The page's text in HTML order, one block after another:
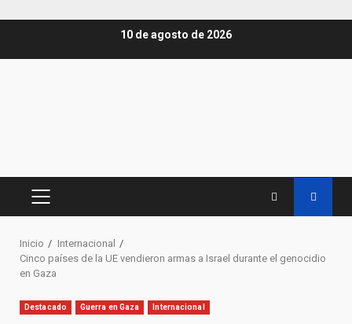
10 de agosto de 2026
MENÚ
Inicio
Internacional
Cinco países de la UE vendieron armas a Israel durante el genocidio
en Gaza
Destacado Guerra en Gaza Internacional